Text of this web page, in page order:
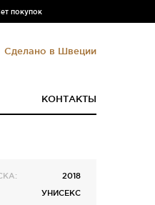
покупок
Сделано в Швеции
КОНТАКТЫ
2018
УНИСЕКС